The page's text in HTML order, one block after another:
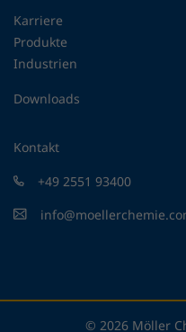
Karriere
Produkte
Industrien
Downloads
Kontakt
+49 2551 93400
© 2026 Möller